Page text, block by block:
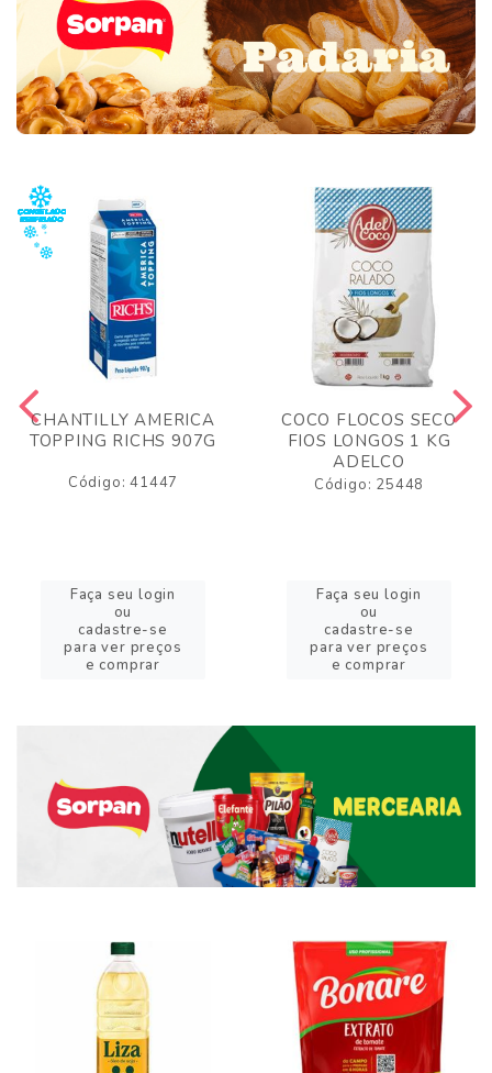
CHANTILLY AMERICA
TOPPING RICHS 907G
Código: 41447
Faça seu login
ou
cadastre-se
para ver preços
e comprar
COCO FLOCOS SECO
FIOS LONGOS 1 KG
ADELCO
Código: 25448
Faça seu login
ou
cadastre-se
para ver preços
e comprar